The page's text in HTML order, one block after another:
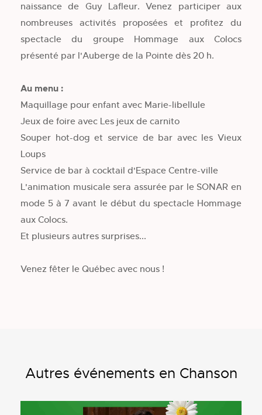
naissance de Guy Lafleur. Venez participer aux
nombreuses activités proposées et profitez du
spectacle du groupe Hommage aux Colocs
présenté par l'Auberge de la Pointe dès 20 h.
Au menu :
Maquillage pour enfant avec Marie-libellule
Jeux de foire avec Les jeux de carnito
Souper hot-dog et service de bar avec les Vieux
Loups
Service de bar à cocktail d'Espace Centre-ville
L'animation musicale sera assurée par le SONAR en
mode 5 à 7 avant le début du spectacle Hommage
aux Colocs.
Et plusieurs autres surprises...
Venez fêter le Québec avec nous !
Autres événements en Chanson